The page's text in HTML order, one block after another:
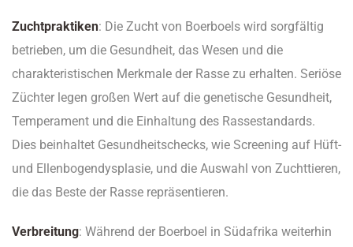
Zuchtpraktiken: Die Zucht von Boerboels wird sorgfältig
betrieben, um die Gesundheit, das Wesen und die
charakteristischen Merkmale der Rasse zu erhalten. Seriöse
Züchter legen großen Wert auf die genetische Gesundheit,
Temperament und die Einhaltung des Rassestandards.
Dies beinhaltet Gesundheitschecks, wie Screening auf Hüft-
und Ellenbogendysplasie, und die Auswahl von Zuchttieren,
die das Beste der Rasse repräsentieren.
Verbreitung: Während der Boerboel in Südafrika weiterhin